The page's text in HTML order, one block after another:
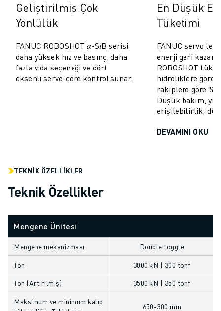
MAKINE BESLEME
MALZEME TAŞIMA
PALETLEME
PUNTA KAYNAĞI
GÖRSEL DENETIM
YENILEME
İNDIRME MERKEZI » MYFANUC
EĞITIM VE ÖĞRETIM
ENDÜSTRILER IÇIN ÇÖZÜMLER
EĞITIM IÇIN ÇÖZÜMLER
WORLDSKILLS & GENÇ YETENEKLER
HABERLER & MEDYA
HABERLER & MEDYA
Geliştirilmiş Çok
Yönlülük
FANUC ROBOSHOT 𝛼-S𝑖B serisi
daha yüksek hız ve basınç, daha
fazla vida seçeneği ve dört
eksenli servo-core kontrol sunar.
En Düşük
Tüketimi
FANUC servo
enerji geri
ROBOSHOT
hidroliklere göre
rakiplere göre
Düşük bakım,
erişilebilirlik,
DEVAMINI OKU
TEKNIK ÖZELLIKLER
Teknik Özellikler
Mengene Ünitesi
Mengene mekanizması Double toggle
Ton 3000 kN | 300 tonf
Ton (Artırılmış) 3500 kN | 350 tonf
Maksimum ve minimum kalıp
650-300 mm